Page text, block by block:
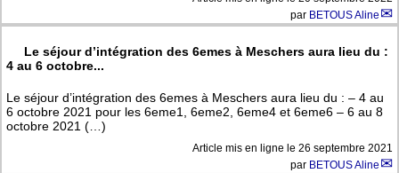
par BETOUS Aline
Le séjour d’intégration des 6emes à Meschers aura lieu du :
4 au 6 octobre...
Le séjour d’intégration des 6emes à Meschers aura lieu du : – 4 au
6 octobre 2021 pour les 6eme1, 6eme2, 6eme4 et 6eme6 – 6 au 8
octobre 2021 (…)
Article mis en ligne le 26 septembre 2021
par BETOUS Aline